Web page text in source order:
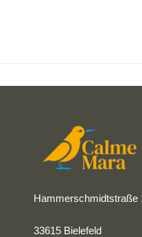
Hammerschmidtstraße
33615 Bielefeld